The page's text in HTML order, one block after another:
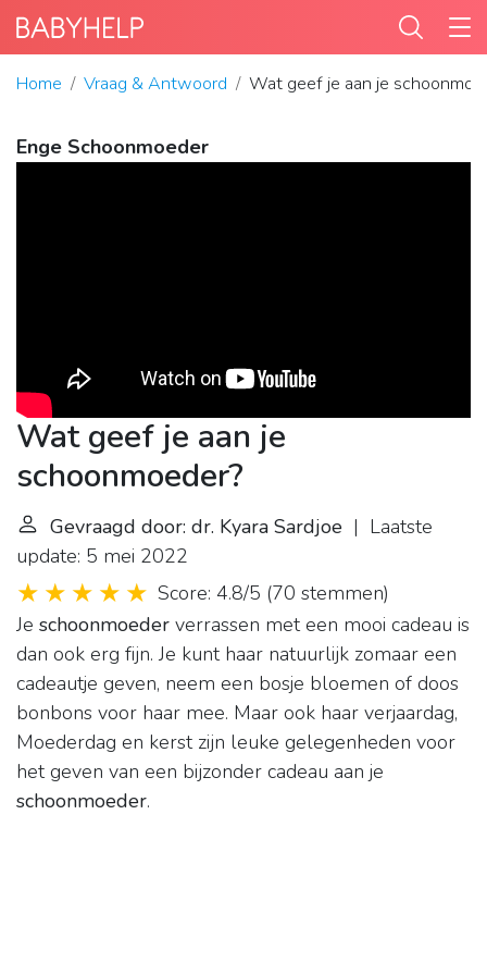
Home Vraag & Antwoord Wat geef je aan je
Enge Schoonmoeder
Wat geef je aan je
schoonmoeder?
Gevraagd door: dr. Kyara Sardjoe | Laatste
update: 5 mei 2022
Score: 4.8/5 (70 stemmen)
Je schoonmoeder verrassen met een mooi cadeau is
dan ook erg fijn. Je kunt haar natuurlijk zomaar een
cadeautje geven, neem een bosje bloemen of doos
bonbons voor haar mee. Maar ook haar verjaardag,
Moederdag en kerst zijn leuke gelegenheden voor
het geven van een bijzonder cadeau aan je
schoonmoeder.